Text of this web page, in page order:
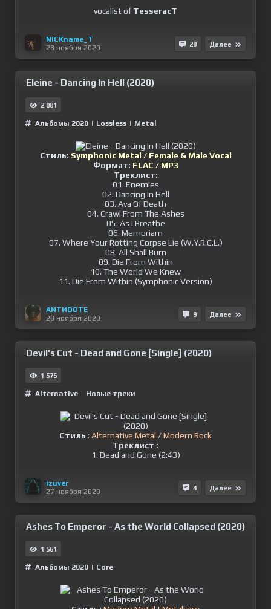
vocalist ofTesseracT
NICKname_T
28 ноября 2020
20 Далее
Eleine - Dancing In Hell (2020)
2 081
Альбомы 2020 | Lossless | Metal
Стиль: Symphonic Metal / Female & Male Vocal
Формат: FLAC / MP3
Треклист:
01. Enemies
02. Dancing In Hell
03. Ava Of Death
04. Crawl From The Ashes
05. As I Breathe
06. Memoriam
07. Where Your Rotting Corpse Lie (W.Y.R.C.L.)
08. All Shall Burn
09. Die From Within
10. The World We Knew
11. Die From Within (Symphonic Version)
ANTИDOTE
28 ноября 2020
9 Далее
Devil's Cut - Dead and Gone [Single] (2020)
1 575
Alternative | Новые треки
Стиль : Alternative Metal / Modern Rock
Треклист :
1. Dead and Gone (2:43)
izuver
27 ноября 2020
4 Далее
Ashes To Emperor - As the World Collapsed (2020)
1 561
Альбомы 2020 | Сore